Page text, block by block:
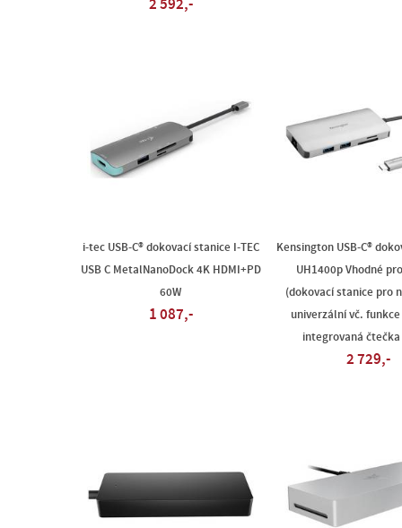
2 592,-
i-tec USB-C® dokovací stanice I-TEC
USB C MetalNanoDock 4K HDMI+PD
60W
1 087,-
Kensington USB-C®
UH1400p Vhodné
(dokovací stanice pro
univerzální vč.
integrovaná
2 729,-